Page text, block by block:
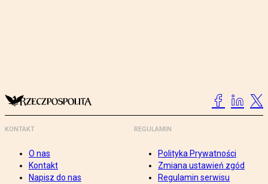
KONTAKT
O nas
Kontakt
Napisz do nas
REGULAMIN
Polityka Prywatności
Zmiana ustawień zgód
Regulamin serwisu